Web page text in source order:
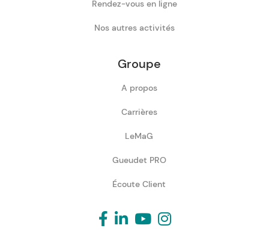
Rendez-vous en ligne
Nos autres activités
Groupe
A propos
Carrières
LeMaG
Gueudet PRO
Écoute Client